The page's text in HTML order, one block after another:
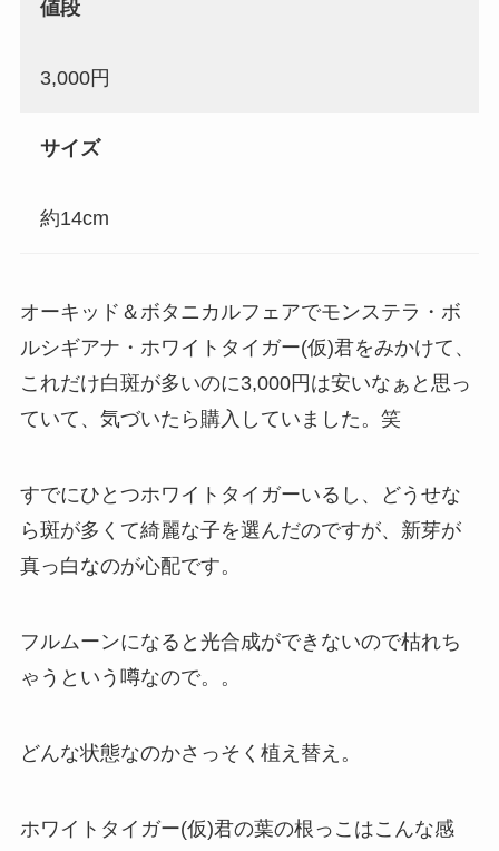
値段
3,000円
サイズ
約14cm
オーキッド＆ボタニカルフェアでモンステラ・ボ
ルシギアナ・ホワイトタイガー(仮)君をみかけて、
これだけ白斑が多いのに3,000円は安いなぁと思っ
ていて、気づいたら購入していました。笑
すでにひとつホワイトタイガーいるし、どうせな
ら斑が多くて綺麗な子を選んだのですが、新芽が
真っ白なのが心配です。
フルムーンになると光合成ができないので枯れち
ゃうという噂なので。。
どんな状態なのかさっそく植え替え。
ホワイトタイガー(仮)君の葉の根っこはこんな感